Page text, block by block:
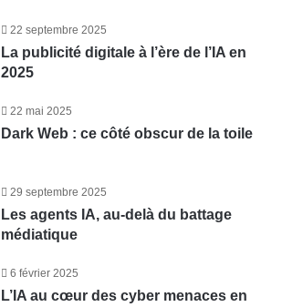
22 septembre 2025
La publicité digitale à l’ère de l’IA en
2025
22 mai 2025
Dark Web : ce côté obscur de la toile
29 septembre 2025
Les agents IA, au-delà du battage
médiatique
6 février 2025
L’IA au cœur des cyber menaces en